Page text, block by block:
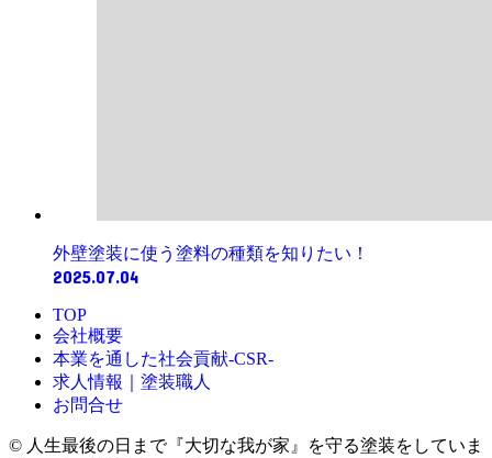
外壁塗装に使う塗料の種類を知りたい！
2025.07.04
TOP
会社概要
本業を通した社会貢献-CSR-
求人情報｜塗装職人
お問合せ
© 人生最後の日まで『大切な我が家』を守る塗装をしていま